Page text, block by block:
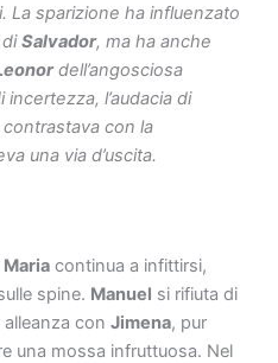
La sparizione ha influenzato
diSalvador, ma ha anche
dell’angosciosa
l’audacia di
con la
una via d’uscita.
Maria continua a infittirsi,
spine. Manuel si rifiuta di
con Jimena, pur
una mossa infruttuosa. Nel